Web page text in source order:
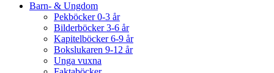
Barn- & Ungdom
Pekböcker 0-3 år
Bilderböcker 3-6 år
Kapitelböcker 6-9 år
Bokslukaren 9-12 år
Unga vuxna